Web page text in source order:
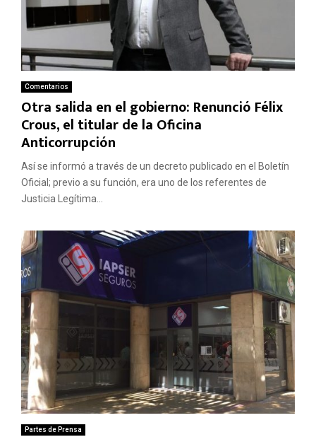
Comentarios
Otra salida en el gobierno: Renunció Félix
Crous, el titular de la Oficina
Anticorrupción
Así se informó a través de un decreto publicado en el Boletín
Oficial; previo a su función, era uno de los referentes de
Justicia Legítima...
Partes de Prensa